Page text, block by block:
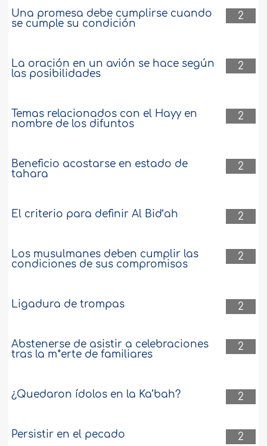
2
Una promesa debe cumplirse cuando
se cumple su condición
2
La oración en un avión se hace según
las posibilidades
2
Temas relacionados con el Hayy en
nombre de los difuntos
2
Beneficio acostarse en estado de
tahara
2
El criterio para definir Al Bid‘ah
2
Los musulmanes deben cumplir las
condiciones de sus compromisos
2
Ligadura de trompas
2
Abstenerse de asistir a celebraciones
tras la m*erte de familiares
2
¿Quedaron ídolos en la Ka’bah?
2
Persistir en el pecado